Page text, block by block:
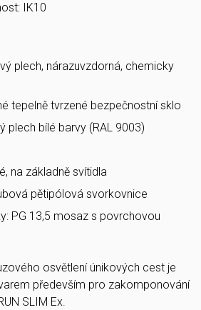
IK10
plech, nárazuvzdorná, chemicky
tepelně tvrzené bezpečnostní sklo
plech bílé barvy (RAL 9003)
na základně svítidla
pětipólová svorkovnice
PG 13,5 mosaz s povrchovou
osvětlení únikových cest je
především pro zakomponování
SLIM Ex.